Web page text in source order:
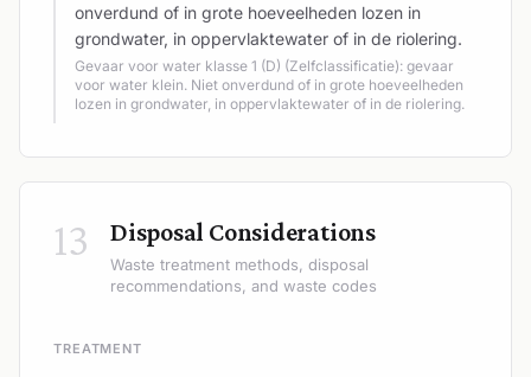
onverdund of in grote hoeveelheden lozen in
grondwater, in oppervlaktewater of in de riolering.
Gevaar voor water klasse 1 (D) (Zelfclassificatie): gevaar
voor water klein. Niet onverdund of in grote hoeveelheden
lozen in grondwater, in oppervlaktewater of in de riolering.
13 Disposal Considerations
Waste treatment methods, disposal
recommendations, and waste codes
TREATMENT